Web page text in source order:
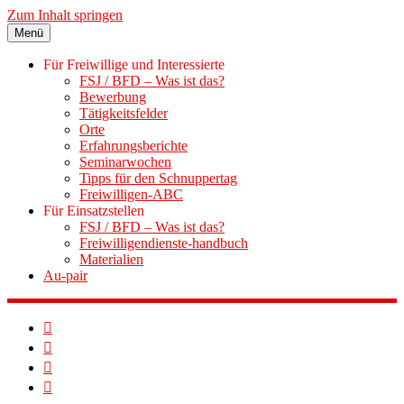
Zum Inhalt springen
Menü
Für Freiwillige und Interessierte
FSJ / BFD – Was ist das?
Bewerbung
Tätigkeitsfelder
Orte
Erfahrungsberichte
Seminarwochen
Tipps für den Schnuppertag
Freiwilligen-ABC
Für Einsatzstellen
FSJ / BFD – Was ist das?
Freiwilligendienste-handbuch
Materialien
Au-pair